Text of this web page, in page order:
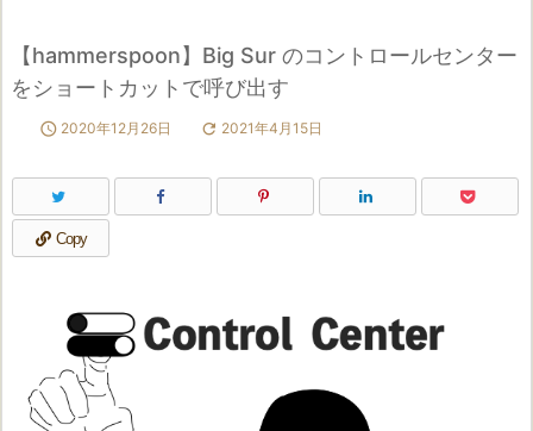
【hammerspoon】Big Sur のコントロールセンター
をショートカットで呼び出す
 2020年12月26日  2021年4月15日
Copy